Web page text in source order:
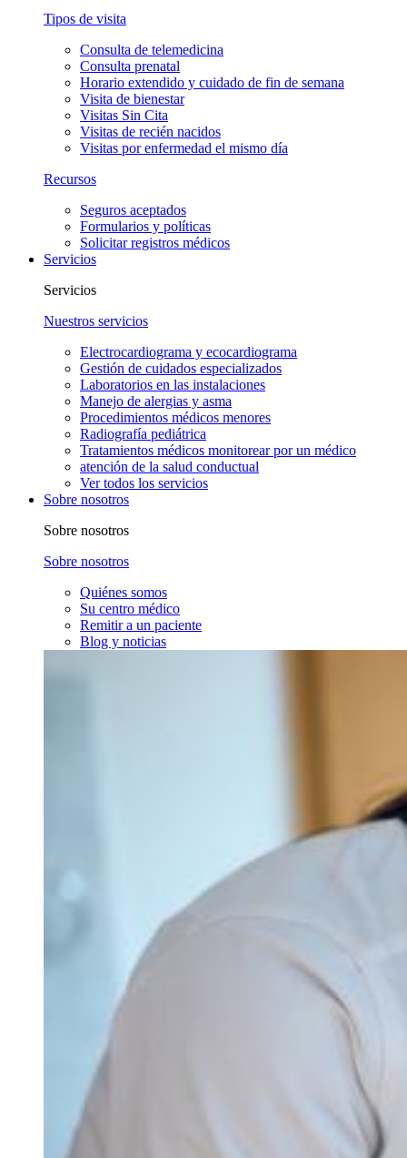
Tipos de visita
Consulta de telemedicina
Consulta prenatal
Horario extendido y cuidado de fin de semana
Visita de bienestar
Visitas Sin Cita
Visitas de recién nacidos
Visitas por enfermedad el mismo día
Recursos
Seguros aceptados
Formularios y políticas
Solicitar registros médicos
Servicios
Servicios
Nuestros servicios
Electrocardiograma y ecocardiograma
Gestión de cuidados especializados
Laboratorios en las instalaciones
Manejo de alergias y asma
Procedimientos médicos menores
Radiografía pediátrica
Tratamientos médicos monitorear por un médico
atención de la salud conductual
Ver todos los servicios
Sobre nosotros
Sobre nosotros
Sobre nosotros
Quiénes somos
Su centro médico
Remitir a un paciente
Blog y noticias